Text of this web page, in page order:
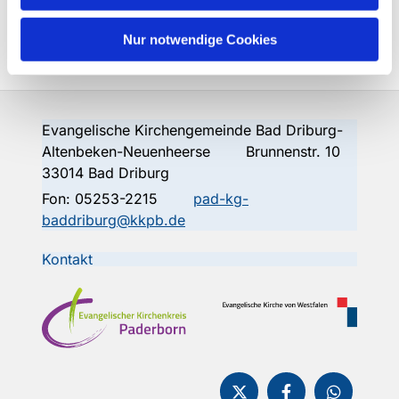
Nur notwendige Cookies
Evangelische Kirchengemeinde Bad Driburg-
Altenbeken-Neuenheerse Brunnenstr. 10
33014 Bad Driburg
Fon: 05253-2215
pad-kg-
baddriburg@kkpb.de
Kontakt